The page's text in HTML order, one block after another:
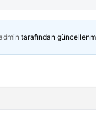
tarafından